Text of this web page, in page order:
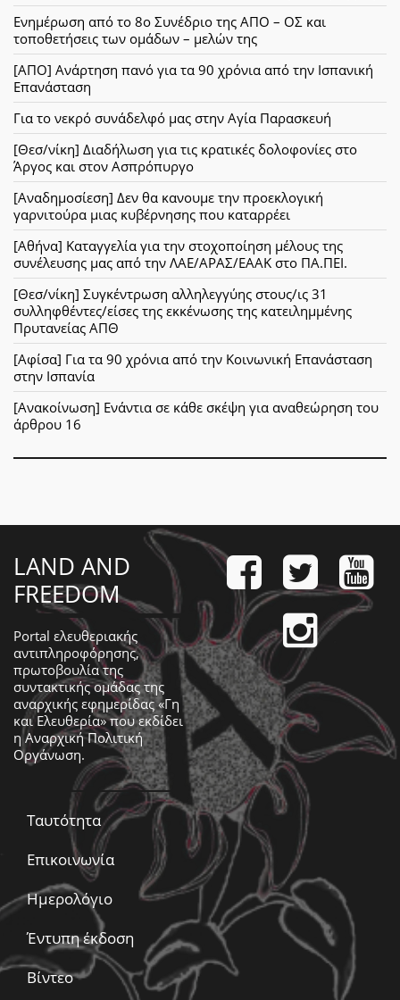
Ενημέρωση από το 8ο Συνέδριο της ΑΠΟ – ΟΣ και
τοποθετήσεις των ομάδων – μελών της
[ΑΠΟ] Ανάρτηση πανό για τα 90 χρόνια από την Ισπανική
Επανάσταση
Για το νεκρό συνάδελφό μας στην Αγία Παρασκευή
[Θεσ/νίκη] Διαδήλωση για τις κρατικές δολοφονίες στο
Άργος και στον Ασπρόπυργο
[Αναδημοσίεση] Δεν θα κανουμε την προεκλογική
γαρνιτούρα μιας κυβέρνησης που καταρρέει
[Αθήνα] Καταγγελία για την στοχοποίηση μέλους της
συνέλευσης μας από την ΛΑΕ/ΑΡΑΣ/ΕΑΑΚ στο ΠΑ.ΠΕΙ.
[Θεσ/νίκη] Συγκέντρωση αλληλεγγύης στους/ις 31
συλληφθέντες/είσες της εκκένωσης της κατειλημμένης
Πρυτανείας ΑΠΘ
[Αφίσα] Για τα 90 χρόνια από την Κοινωνική Επανάσταση
στην Ισπανία
[Ανακοίνωση] Ενάντια σε κάθε σκέψη για αναθεώρηση του
άρθρου 16
LAND AND
FREEDOM
Portal ελευθεριακής
αντιπληροφόρησης,
πρωτοβουλία της
συντακτικής ομάδας της
αναρχικής εφημερίδας «Γη
και Ελευθερία» που εκδίδει
ηΑναρχική Πολιτική
Οργάνωση.
Ταυτότητα
Επικοινωνία
Ημερολόγιο
Έντυπη έκδοση
Βίντεο